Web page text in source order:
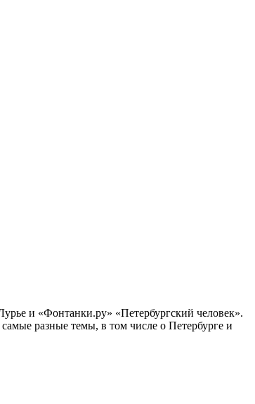
и «Фонтанки.ру» «Петербургский человек».
разные темы, в том числе о Петербурге и